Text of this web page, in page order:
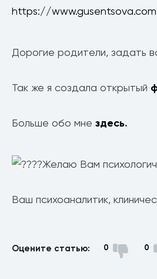
https://
Дорогие родители, задать
Так же я создала открытый
Больше обо мне здесь.
Желаю Вам
Ваш психоаналитик,
Оцените статью: 0 0